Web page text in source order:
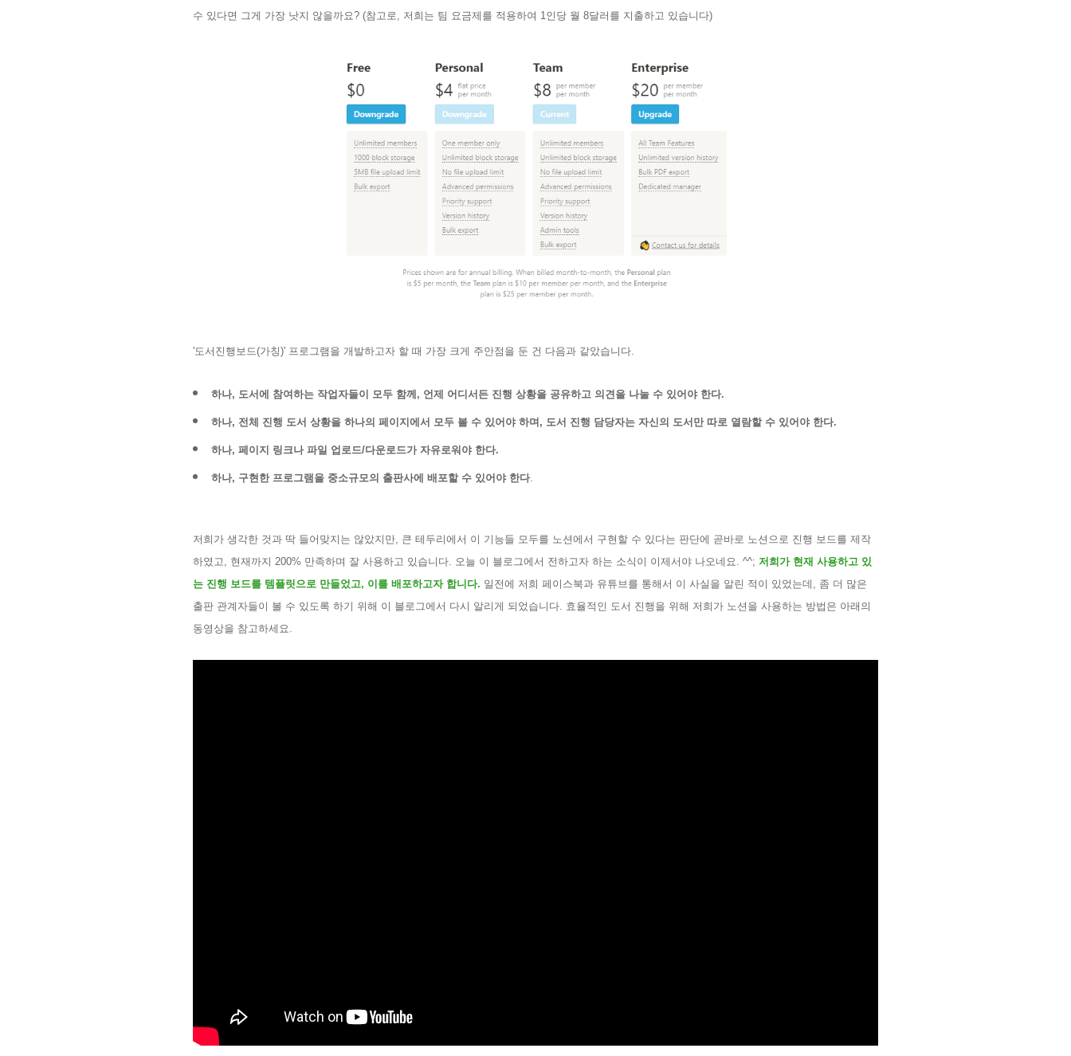
수 있다면 그게 가장 낫지 않을까요? (참고로, 저희는 팀 요금제를 적용하여 1인당 월 8달러를 지출하고 있습니다)
'도서진행보드(가칭)' 프로그램을 개발하고자 할 때 가장 크게 주안점을 둔 건 다음과 같았습니다.
하나, 도서에 참여하는 작업자들이 모두 함께 , 언제 어디서든 진행 상황을 공유하고 의견을 나눌 수 있어야 한다.
하나, 전체 진행 도서 상황을 하나의 페이지에서 모두 볼 수 있어야 하며 , 도서 진행 담당자는 자신의 도서만 따로 열람할 수 있어야 한다.
하나, 페이지 링크나 파일 업로드/다운로드가 자유로워야 한다.
하나, 구현한 프로그램을 중소규모의 출판사에 배포할 수 있어야 한다.
저희가 생각한 것과 딱 들어맞지는 않았지만, 큰 테두리에서 이 기능들 모두를 노션에서 구현할 수 있다는 판단에 곧바로 노션으로 진행 보드를 제작
하였고, 현재까지 200% 만족하며 잘 사용하고 있습니다. 오늘 이 블로그에서 전하고자 하는 소식이 이제서야 나오네요. ^^; 저희가 현재 사용하고 있
는 진행 보드를 템플릿으로 만들었고, 이를 배포하고자 합니다. 일전에 저희 페이스북과 유튜브를 통해서 이 사실을 알린 적이 있었는데 , 좀 더 많은
출판 관계자들이 볼 수 있도록 하기 위해 이 블로그에서 다시 알리게 되었습니다. 효율적인 도서 진행을 위해 저희가 노션을 사용하는 방법은 아래의
동영상을 참고하세요.